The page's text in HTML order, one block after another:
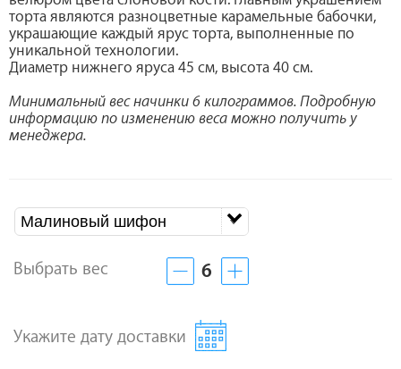
торта являются разноцветные карамельные бабочки,
украшающие каждый ярус торта, выполненные по
уникальной технологии.
Диаметр нижнего яруса 45 см, высота 40 см.
Минимальный вес начинки 6 килограммов. Подробную
информацию по изменению веса можно получить у
менеджера.
Малиновый шифон
Выбрать вес 6
Укажите дату доставки